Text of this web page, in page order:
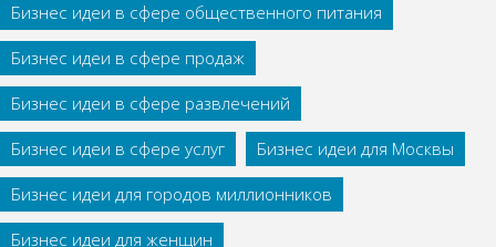
Бизнес идеи в сфере общественного питания
Бизнес идеи в сфере продаж
Бизнес идеи в сфере развлечений
Бизнес идеи в сфере услуг
Бизнес идеи для Москвы
Бизнес идеи для городов миллионников
Бизнес идеи для женщин